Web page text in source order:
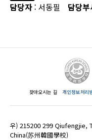
담당자 : 서동필 담당부
찾아오시는 길 개인정보처리
우) 215200 299 Qiufengjie,
China(苏州韓國學校)